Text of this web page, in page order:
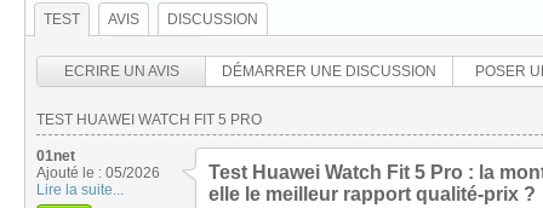
TEST AVIS DISCUSSION
ECRIRE UN AVIS DÉMARRER UNE DISCUSSION POSER
TEST HUAWEI WATCH FIT 5 PRO
01net
Ajouté le : 05/2026
Lire la suite...
Test Huawei Watch Fit 5 Pro : la
elle le meilleur rapport qualité-prix ?